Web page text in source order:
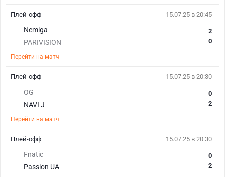
15.07.25 в 20:45
Nemiga
PARIVISION
2
0
Перейти на матч
Плей-офф
15.07.25 в 20:30
OG
NAVI J
0
2
Перейти на матч
Плей-офф
15.07.25 в 20:30
Fnatic
Passion UA
0
2
Плей-офф